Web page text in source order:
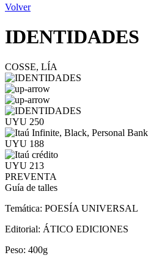
Volver
IDENTIDADES
COSSE, LÍA
UYU 250
UYU 188
UYU 213
PREVENTA
Guía de talles
Temática: POESÍA UNIVERSAL
Editorial: ÁTICO EDICIONES
Peso: 400g